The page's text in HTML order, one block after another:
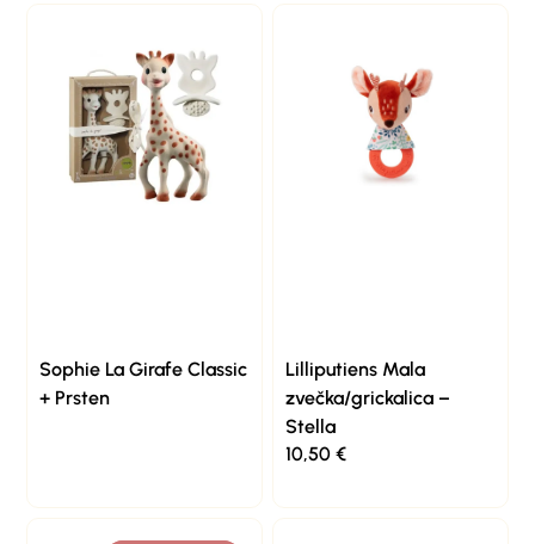
Sophie La Girafe Classic
+ Prsten
Lilliputiens Mala
zvečka/grickalica –
Stella
10,50 €